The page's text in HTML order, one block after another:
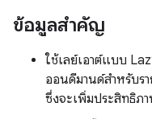
ข้อมูลสำคัญ
ใช้เลย์เอาต์แบบ
ออนดีมานด์สำหรับร
ซึ่งจะเพิ่มประสิทธิภ